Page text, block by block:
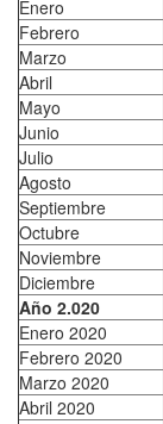
Enero
Febrero
Marzo
Abril
Mayo
Junio
Julio
Agosto
Septiembre
Octubre
Noviembre
Diciembre
Año 2.020
Enero 2020
Febrero 2020
Marzo 2020
Abril 2020